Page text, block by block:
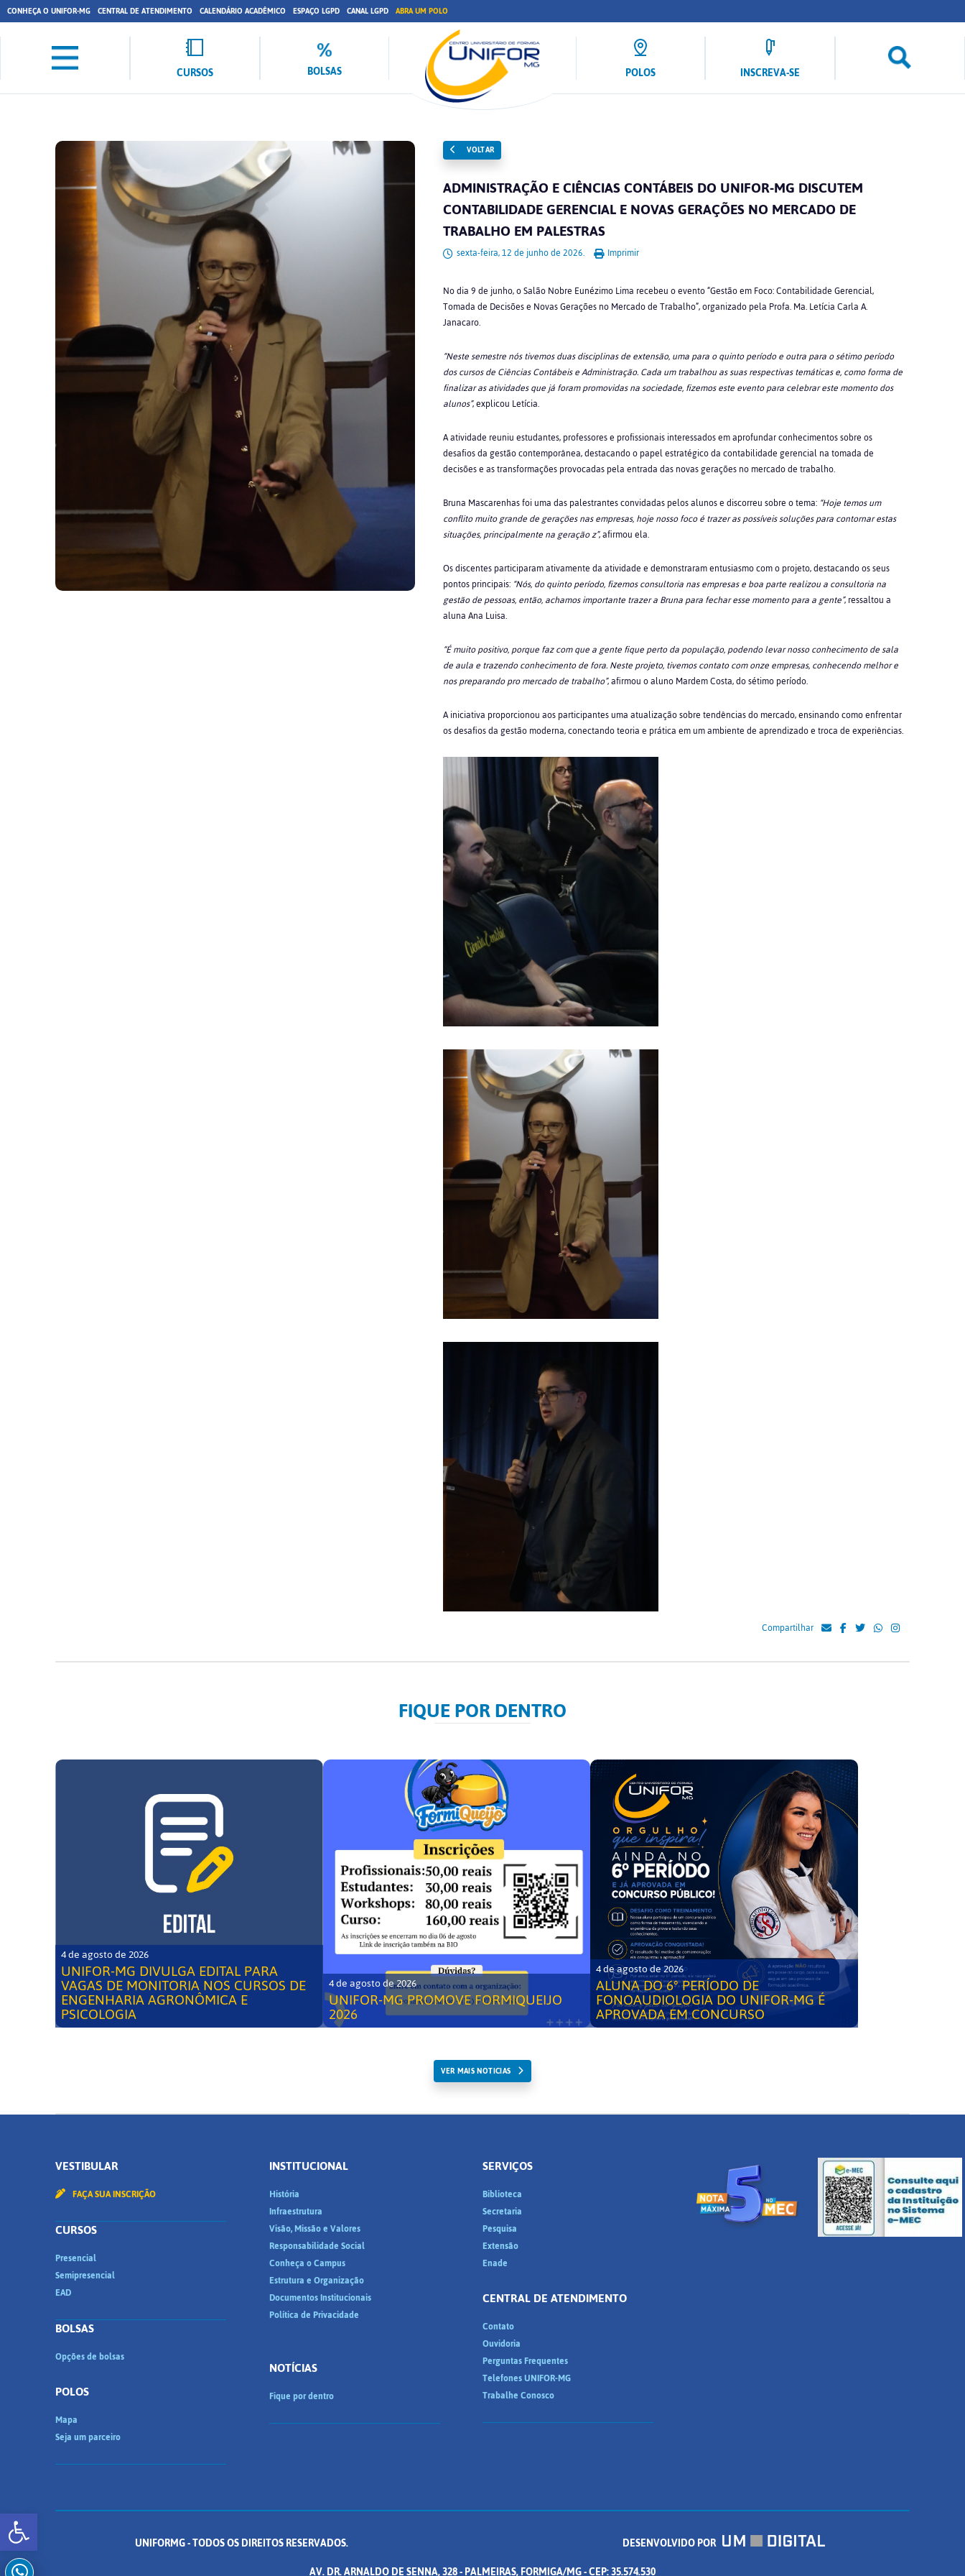
Abrir a barra de ferramentas
CONHEÇA O UNIFOR-MG CENTRAL DE ATENDIMENTO CALENDÁRIO ACADÊMICO ESPAÇO LGPD CANAL LGPD ABRA UM POLO
CURSOS BOLSAS POLOS INSCREVA-SE
VOLTAR
ADMINISTRAÇÃO E CIÊNCIAS CONTÁBEIS DO UNIFOR-MG DISCUTEM
CONTABILIDADE GERENCIAL E NOVAS GERAÇÕES NO MERCADO DE
TRABALHO EM PALESTRAS
sexta-feira, 12 de junho de 2026. Imprimir
No dia 9 de junho, o Salão Nobre Eunézimo Lima recebeu o evento “Gestão em Foco: Contabilidade Gerencial,
Tomada de Decisões e Novas Gerações no Mercado de Trabalho”, organizado pela Profa. Ma. Letícia Carla A.
Janacaro.
“Neste semestre nós tivemos duas disciplinas de extensão, uma para o quinto período e outra para o sétimo período
dos cursos de Ciências Contábeis e Administração. Cada um trabalhou as suas respectivas temáticas e, como forma de
finalizar as atividades que já foram promovidas na sociedade, fizemos este evento para celebrar este momento dos
alunos”, explicou Letícia.
A atividade reuniu estudantes, professores e profissionais interessados em aprofundar conhecimentos sobre os
desafios da gestão contemporânea, destacando o papel estratégico da contabilidade gerencial na tomada de
decisões e as transformações provocadas pela entrada das novas gerações no mercado de trabalho.
Bruna Mascarenhas foi uma das palestrantes convidadas pelos alunos e discorreu sobre o tema: “Hoje temos um
conflito muito grande de gerações nas empresas, hoje nosso foco é trazer as possíveis soluções para contornar estas
situações, principalmente na geração z”, afirmou ela.
Os discentes participaram ativamente da atividade e demonstraram entusiasmo com o projeto, destacando os seus
pontos principais: “Nós, do quinto período, fizemos consultoria nas empresas e boa parte realizou a consultoria na
gestão de pessoas, então, achamos importante trazer a Bruna para fechar esse momento para a gente”, ressaltou a
aluna Ana Luisa.
“É muito positivo, porque faz com que a gente fique perto da população, podendo levar nosso conhecimento de sala
de aula e trazendo conhecimento de fora. Neste projeto, tivemos contato com onze empresas, conhecendo melhor e
nos preparando pro mercado de trabalho”, afirmou o aluno Mardem Costa, do sétimo período.
A iniciativa proporcionou aos participantes uma atualização sobre tendências do mercado, ensinando como enfrentar
os desafios da gestão moderna, conectando teoria e prática em um ambiente de aprendizado e troca de experiências.
Compartilhar
FIQUE POR DENTRO
4 de agosto de 2026
UNIFOR-MG DIVULGA EDITAL PARA
VAGAS DE MONITORIA NOS CURSOS DE
ENGENHARIA AGRONÔMICA E
PSICOLOGIA
4 de agosto de 2026
UNIFOR-MG PROMOVE FORMIQUEIJO
2026
4 de agosto de 2026
ALUNA DO 6° PERÍODO DE
FONOAUDIOLOGIA DO UNIFOR-MG É
APROVADA EM CONCURSO
VER MAIS NOTICIAS
VESTIBULAR
FAÇA SUA INSCRIÇÃO
CURSOS
Presencial
Semipresencial
EAD
BOLSAS
Opções de bolsas
POLOS
Mapa
Seja um parceiro
INSTITUCIONAL
História
Infraestrutura
Visão, Missão e Valores
Responsabilidade Social
Conheça o Campus
Estrutura e Organização
Documentos Institucionais
Política de Privacidade
NOTÍCIAS
Fique por dentro
SERVIÇOS
Biblioteca
Secretaria
Pesquisa
Extensão
Enade
CENTRAL DE ATENDIMENTO
Contato
Ouvidoria
Perguntas Frequentes
Telefones UNIFOR-MG
Trabalhe Conosco
UNIFORMG - TODOS OS DIREITOS RESERVADOS.
DESENVOLVIDO POR
AV. DR. ARNALDO DE SENNA, 328 - PALMEIRAS, FORMIGA/MG - CEP: 35.574.530